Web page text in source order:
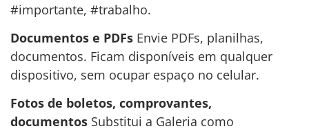
#importante, #trabalho.
Documentos e PDFs Envie PDFs, planilhas,
documentos. Ficam disponíveis em qualquer
dispositivo, sem ocupar espaço no celular.
Fotos de boletos, comprovantes,
documentos Substitui a Galeria como